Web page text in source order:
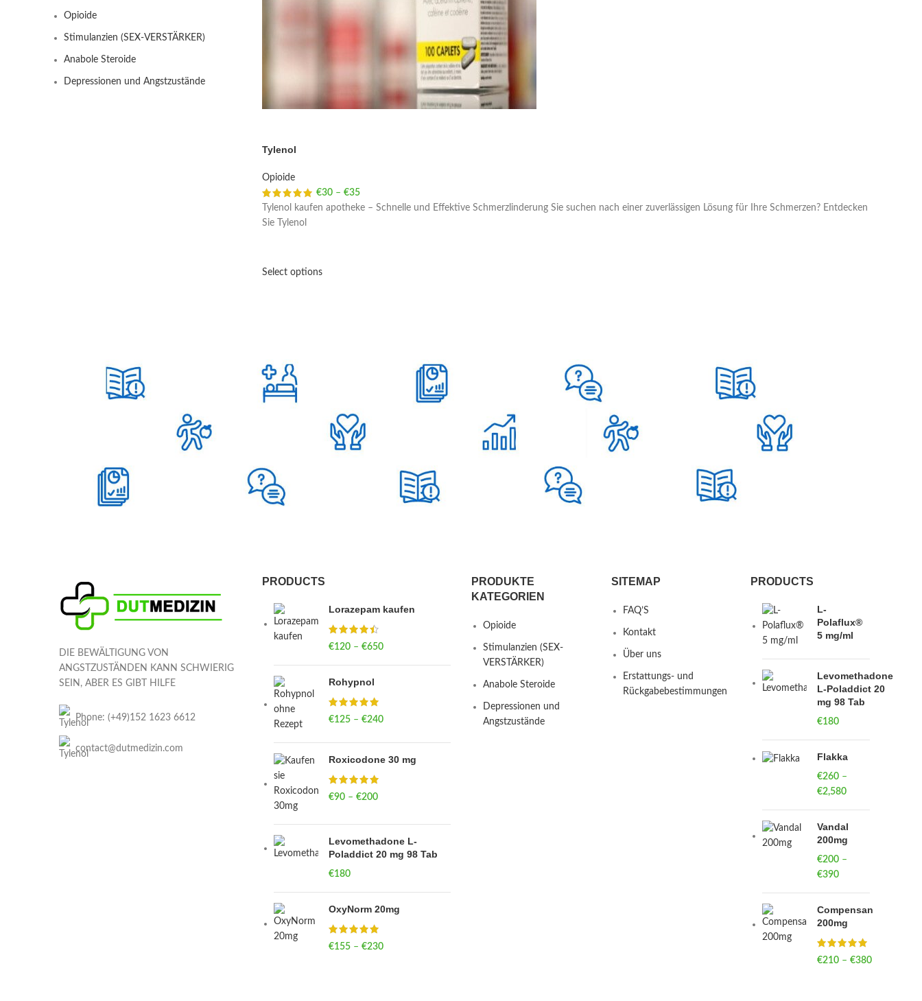
Opioide
Stimulanzien (SEX-VERSTÄRKER)
Anabole Steroide
Depressionen und Angstzustände
Tylenol
Opioide
€30 – €35Price range: €30 through €35
Tylenol kaufen apotheke – Schnelle und Effektive Schmerzlinderung Sie suchen nach einer zuverlässigen Lösung für Ihre Schmerzen? Entdecken
Sie Tylenol
Select options
DIE BEWÄLTIGUNG VON
ANGSTZUSTÄNDEN KANN SCHWIERIG
SEIN, ABER ES GIBT HILFE
Phone: (+49)152 1623 6612
contact@dutmedizin.com
PRODUCTS
Lorazepam kaufen
€120 – €650Price range: €120
Rohypnol
€125 – €240Price range: €125
Roxicodone 30 mg
€90 – €200Price range: €90
Levomethadone L-
Poladdict 20 mg 98 Tab
€180
OxyNorm 20mg
€155 – €230Price range: €155
PRODUKTE
KATEGORIEN
Opioide
Stimulanzien (SEX-
VERSTÄRKER)
Anabole Steroide
Depressionen und
Angstzustände
SITEMAP
FAQ’S
Kontakt
Über uns
Erstattungs- und
Rückgabebestimmungen
PRODUCTS
L-
Polaflux®
5 mg/ml
Levomethadone
L-Poladdict 20
mg 98 Tab
€180
Flakka
€260 –
€2,580
€260
through
Vandal
200mg
€200 –
€390
through
Compensan
200mg
€210 – €380